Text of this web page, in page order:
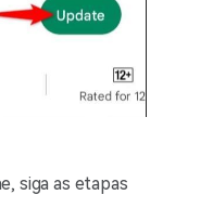
siga as etapas